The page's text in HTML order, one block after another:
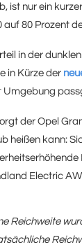
ist nur ein
auf 80 Prozent
in der
in Kürze der
der Opel
heißen kann:
Electric
Reichweite